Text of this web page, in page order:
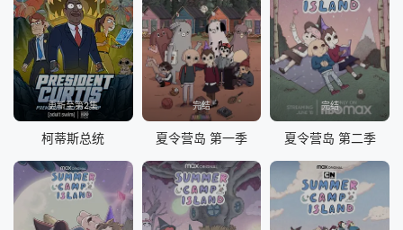
更新至第2集
柯蒂斯总统
完结
夏令营岛 第一季
完结
夏令营岛 第二季